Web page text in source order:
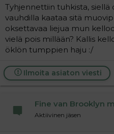
u
n
a
l
o
t
t
a
a
n
v
i
e
s
t
i
Tyhjennettiin tuhkista, siellä
vauhdilla kaataa sitä
oksettavaa liejua mun
vielä pois millään? Kallis
öklön tumppien haju :/
Ilmoita asiaton viesti
Fine van Brooklyn
Aktiivinen jäsen